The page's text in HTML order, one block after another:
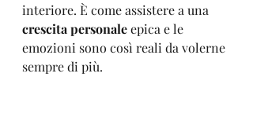
interiore. È come assistere a una
crescita personale epica e le
emozioni sono così reali da volerne
sempre di più.